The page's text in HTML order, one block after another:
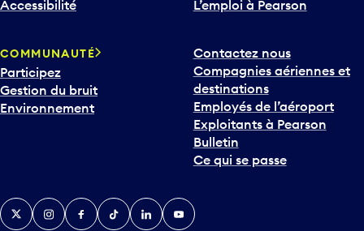
Accessibilité
L’emploi à Pearson
COMMUNAUTÉ
Participez
Gestion du bruit
Environnement
Contactez nous
Compagnies aériennes et
destinations
Employés de l’aéroport
Exploitants à Pearson
Bulletin
Ce qui se passe
TwitterInstagramFacebook
TikTokLinkedInYouTube